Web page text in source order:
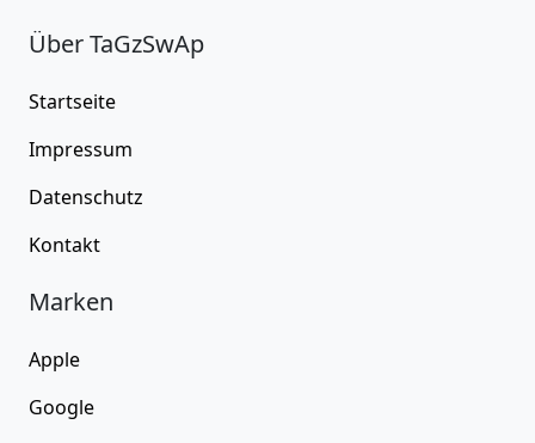
Über TaGzSwAp
Startseite
Impressum
Datenschutz
Kontakt
Marken
Apple
Google